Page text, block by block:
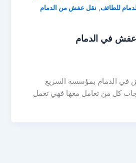
للطائف, نقل عفش من الدمام
في الدمام
الدمام بمؤسسة السريع
كل من تعامل معها فهي تعمل